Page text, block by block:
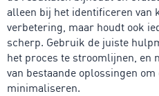
alleen bij het identificeren van
verbetering, maar houdt ook
scherp. Gebruik de juiste
het proces te stroomlijnen, en
van bestaande oplossingen
minimaliseren.